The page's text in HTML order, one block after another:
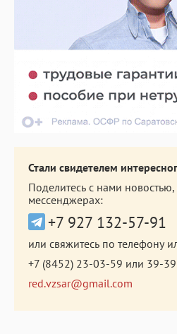
Стали свидетелем
Поделитесь с нами
мессенджерах:
+7 927 132-57-91
или свяжитесь по телефону
+7 (8452) 23-03-59 или 39-
red.vzsar@gmail.com